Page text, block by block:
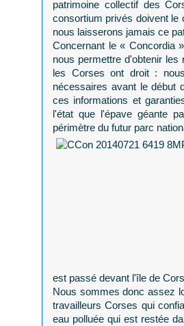
patrimoine collectif des
consortium privés doivent le
nous laisserons jamais ce
Concernant le « Concordia
nous permettre d'obtenir
les Corses ont droit :
nécessaires avant le début
ces informations et
l'état que l'épave géante
périmètre du futur parc
est passé devant l'île de
Nous sommes donc assez
travailleurs Corses qui
eau polluée qui est restée